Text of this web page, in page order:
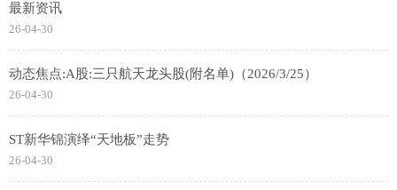
最新资讯
26-04-30
动态焦点:A股:三只航天龙头股(附名单)（2026/3/25）
26-04-30
ST新华锦演绎“天地板”走势
26-04-30